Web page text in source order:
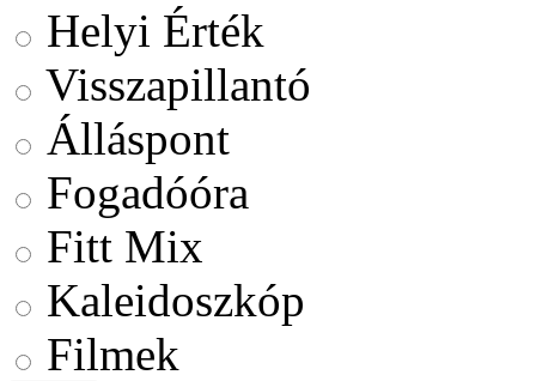
Helyi Érték
Visszapillantó
Álláspont
Fogadóóra
Fitt Mix
Kaleidoszkóp
Filmek